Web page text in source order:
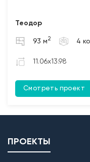
Теодор
93 м 2 4
11.06x13.98
Смотреть проект
ПРОЕКТЫ